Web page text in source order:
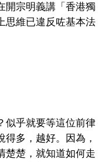
開宗明義講「香港獨
思維已違反咗基本法
似乎就要等這位前律
多，越好。因為，
楚楚，就知道如何走